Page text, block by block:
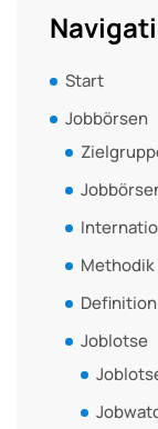
Start
Jobbörsen
Joblotse